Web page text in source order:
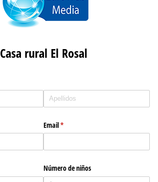
Casa rural El Rosal
Email*
(necesario)
Número de niños